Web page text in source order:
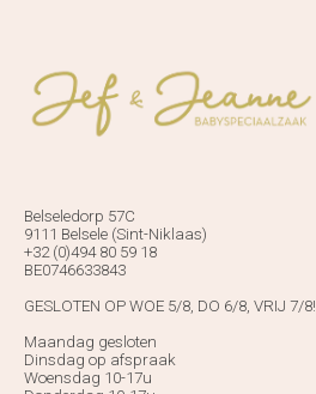
Belseledorp 57C
9111 Belsele (Sint-Niklaas)
+32 (0)494 80 59 18
BE0746633843
GESLOTEN OP WOE 5/8, DO 6/8, VRIJ 7/8!
Maandag gesloten
Dinsdag op afspraak
Woensdag 10-17u